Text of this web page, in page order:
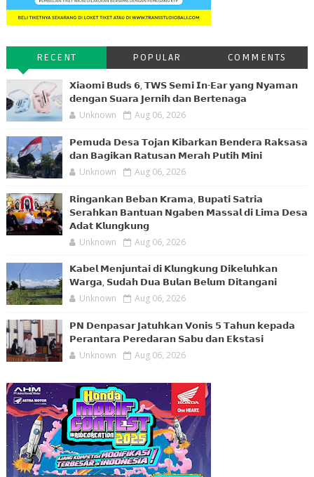
RECENT POPULAR COMMENTS
𝗫𝗶𝗮𝗼𝗺𝗶 𝗕𝘂𝗱𝘀 𝟲, 𝗧𝗪𝗦 𝗦𝗲𝗺𝗶 𝗜𝗻-𝗘𝗮𝗿 𝘆𝗮𝗻𝗴 𝗡𝘆𝗮𝗺𝗮𝗻
𝗱𝗲𝗻𝗴𝗮𝗻 𝗦𝘂𝗮𝗿𝗮 𝗝𝗲𝗿𝗻𝗶𝗵 𝗱𝗮𝗻 𝗕𝗲𝗿𝘁𝗲𝗻𝗮𝗴𝗮
Unknown Aug 06, 2026
𝗣𝗲𝗺𝘂𝗱𝗮 𝗗𝗲𝘀𝗮 𝗧𝗼𝗷𝗮𝗻 𝗞𝗶𝗯𝗮𝗿𝗸𝗮𝗻 𝗕𝗲𝗻𝗱𝗲𝗿𝗮 𝗥𝗮𝗸𝘀𝗮𝘀𝗮
𝗱𝗮𝗻 𝗕𝗮𝗴𝗶𝗸𝗮𝗻 𝗥𝗮𝘁𝘂𝘀𝗮𝗻 𝗠𝗲𝗿𝗮𝗵 𝗣𝘂𝘁𝗶𝗵 𝗠𝗶𝗻𝗶
Unknown Aug 06, 2026
𝗥𝗶𝗻𝗴𝗮𝗻𝗸𝗮𝗻 𝗕𝗲𝗯𝗮𝗻 𝗞𝗿𝗮𝗺𝗮, 𝗕𝘂𝗽𝗮𝘁𝗶 𝗦𝗮𝘁𝗿𝗶𝗮
𝗦𝗲𝗿𝗮𝗵𝗸𝗮𝗻 𝗕𝗮𝗻𝘁𝘂𝗮𝗻 𝗡𝗴𝗮𝗯𝗲𝗻 𝗠𝗮𝘀𝘀𝗮𝗹 𝗱𝗶 𝗟𝗶𝗺𝗮 𝗗𝗲𝘀𝗮
𝗔𝗱𝗮𝘁 𝗞𝗹𝘂𝗻𝗴𝗸𝘂𝗻𝗴
Unknown Aug 06, 2026
𝗞𝗮𝗯𝗲𝗹 𝗠𝗲𝗻𝗷𝘂𝗻𝘁𝗮𝗶 𝗱𝗶 𝗞𝗹𝘂𝗻𝗴𝗸𝘂𝗻𝗴 𝗗𝗶𝗸𝗲𝗹𝘂𝗵𝗸𝗮𝗻
𝗪𝗮𝗿𝗴𝗮, 𝗦𝘂𝗱𝗮𝗵 𝗗𝘂𝗮 𝗕𝘂𝗹𝗮𝗻 𝗕𝗲𝗹𝘂𝗺 𝗗𝗶𝘁𝗮𝗻𝗴𝗮𝗻𝗶
Unknown Aug 06, 2026
𝗣𝗡 𝗗𝗲𝗻𝗽𝗮𝘀𝗮𝗿 𝗝𝗮𝘁𝘂𝗵𝗸𝗮𝗻 𝗩𝗼𝗻𝗶𝘀 𝟱 𝗧𝗮𝗵𝘂𝗻 𝗸𝗲𝗽𝗮𝗱𝗮
𝗣𝗲𝗿𝗮𝗻𝘁𝗮𝗿𝗮 𝗣𝗲𝗿𝗲𝗱𝗮𝗿𝗮𝗻 𝗦𝗮𝗯𝘂 𝗱𝗮𝗻 𝗘𝗸𝘀𝘁𝗮𝘀𝗶
Unknown Aug 06, 2026